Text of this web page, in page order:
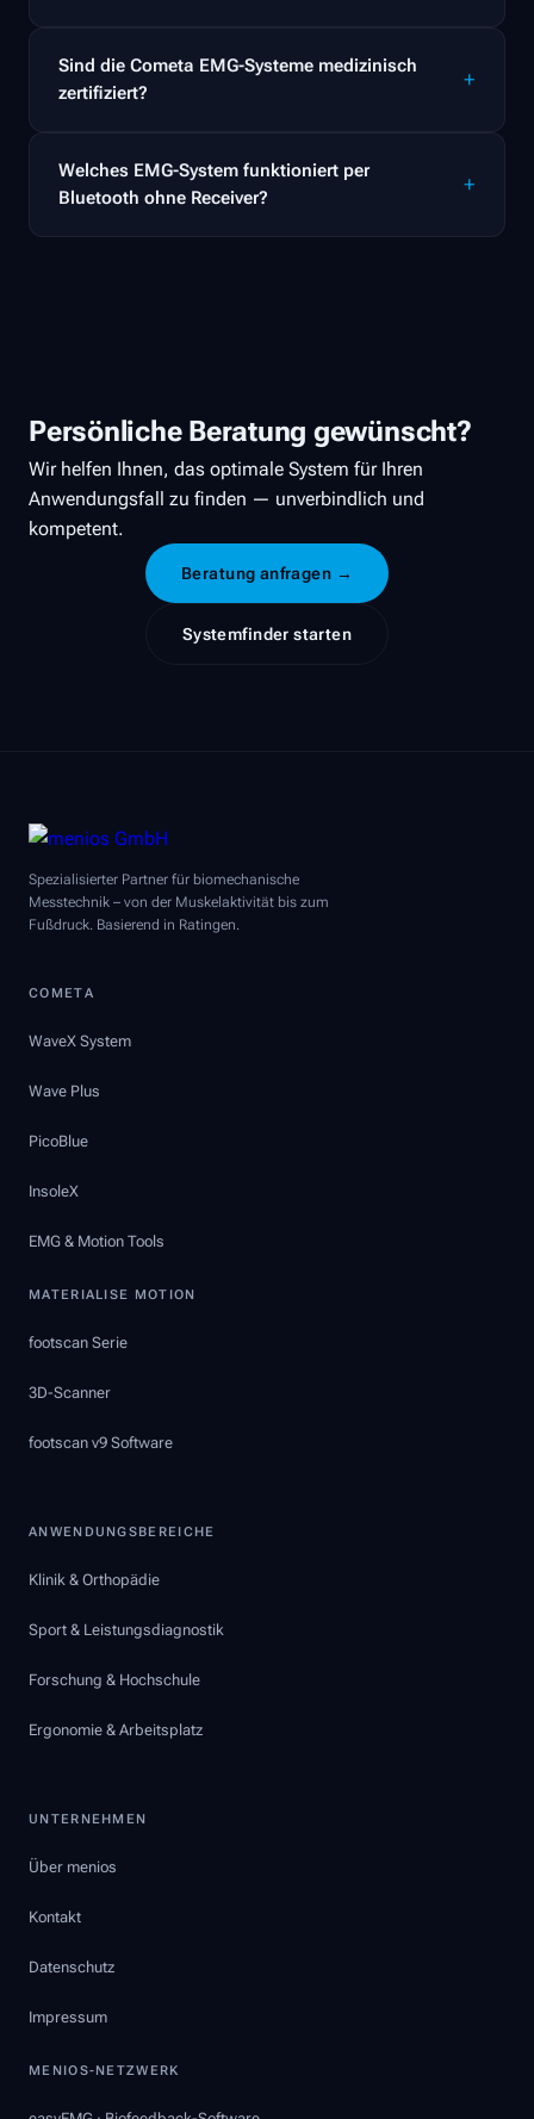
Sind die Cometa EMG-Systeme medizinisch
zertifiziert?
Welches EMG-System funktioniert per
Bluetooth ohne Receiver?
Persönliche Beratung gewünscht?
Wir helfen Ihnen, das optimale System für Ihren
Anwendungsfall zu finden — unverbindlich und
kompetent.
Beratung anfragen →
Systemfinder starten
Spezialisierter Partner für biomechanische
Messtechnik – von der Muskelaktivität bis zum
Fußdruck. Basierend in Ratingen.
COMETA
WaveX System
Wave Plus
PicoBlue
InsoleX
EMG & Motion Tools
MATERIALISE MOTION
footscan Serie
3D-Scanner
footscan v9 Software
ANWENDUNGSBEREICHE
Klinik & Orthopädie
Sport & Leistungsdiagnostik
Forschung & Hochschule
Ergonomie & Arbeitsplatz
UNTERNEHMEN
Über menios
Kontakt
Datenschutz
Impressum
MENIOS-NETZWERK